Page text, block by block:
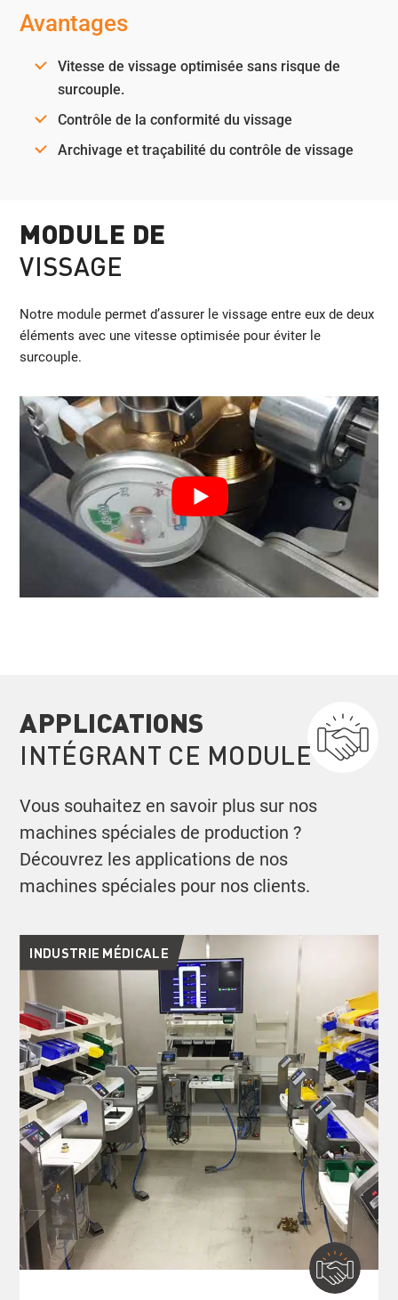
Avantages
Vitesse de vissage optimisée sans risque de
surcouple.
Contrôle de la conformité du vissage
Archivage et traçabilité du contrôle de vissage
MODULE DE
VISSAGE
Notre module permet d’assurer le vissage entre eux de deux
éléments avec une vitesse optimisée pour éviter le
surcouple.
APPLICATIONS
INTÉGRANT CE MODULE
Vous souhaitez en savoir plus sur nos
machines spéciales de production ?
Découvrez les applications de nos
machines spéciales pour nos clients.
INDUSTRIE MÉDICALE